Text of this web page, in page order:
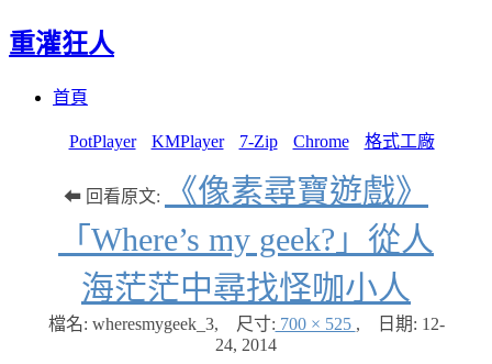
重灌狂人
首頁
PotPlayer KMPlayer 7-Zip Chrome 格式工廠
⬅ 回看原文:
《像素尋寶遊戲》
「Where’s my geek?」從人
海茫茫中尋找怪咖小人
檔名: wheresmygeek_3, 尺寸: 700 × 525 , 日期: 12-
24, 2014